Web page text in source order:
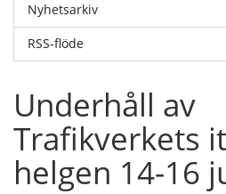
Nyhetsarkiv
RSS-flöde
Underhåll av
Trafikverkets
helgen 14-16